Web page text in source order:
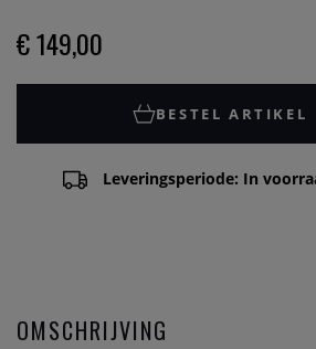
€ 149,00
BESTEL ARTIKEL
Leveringsperiode: In
OMSCHRIJVING